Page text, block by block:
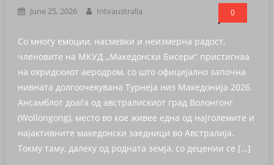
June 25, 2026 Intvaustralia 0
Со многу емоции, насмевки и неизмерна радост,
членовите на МКУД „Македонски Бисери“ пристигнаа
на охридскиот аеродром, со што официјално започна
нивната долгоочекувана Турнеја низ Македонија 2026.
Ансамблот доаѓа од австралискиот град Волонгонг
(Wollongong), место во кое живее една од најголемите и
најактивните македонски заедници во Австралија.
Токму таму, далеку од родната земја, со децении се […]